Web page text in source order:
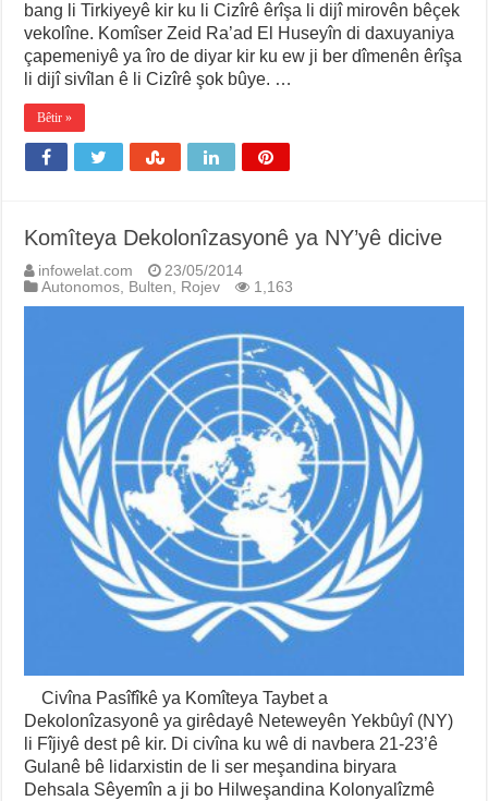
bang li Tirkiyeyê kir ku li Cizîrê êrîşa li dijî mirovên bêçek
vekolîne. Komîser Zeid Ra’ad El Huseyîn di daxuyaniya
çapemeniyê ya îro de diyar kir ku ew ji ber dîmenên êrîşa
li dijî sivîlan ê li Cizîrê şok bûye. …
Bêtir »
Komîteya Dekolonîzasyonê ya NY’yê dicive
infowelat.com
23/05/2014
Autonomos, Bulten, Rojev 1,163
Civîna Pasîfîkê ya Komîteya Taybet a
Dekolonîzasyonê ya girêdayê Neteweyên Yekbûyî (NY)
li Fîjiyê dest pê kir. Di civîna ku wê di navbera 21-23’ê
Gulanê bê lidarxistin de li ser meşandina biryara
Dehsala Sêyemîn a ji bo Hilweşandina Kolonyalîzmê